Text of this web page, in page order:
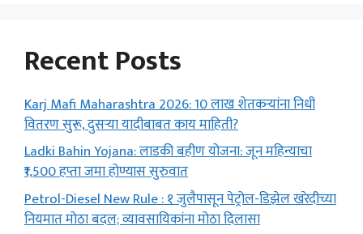
Recent Posts
Karj Mafi Maharashtra 2026: 10 लाख शेतकऱ्यांना निधी
वितरण सुरू, दुसऱ्या यादीबाबत काय माहिती?
Ladki Bahin Yojana: लाडकी बहीण योजना: जून महिन्याचा
₹1,500 हप्ता जमा होण्यास सुरुवात
Petrol-Diesel New Rule : १ जुलैपासून पेट्रोल-डिझेल खरेदीच्या
नियमात मोठा बदल; व्यावसायिकांना मोठा दिलासा